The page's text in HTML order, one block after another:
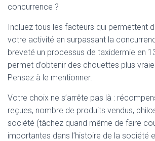
concurrence ?
Incluez tous les facteurs qui permettent
votre activité en surpassant la
breveté un processus de taxidermie en
permet d’obtenir des chouettes plus
Pensez à le mentionner.
Votre choix ne s’arrête pas là :
reçues, nombre de produits vendus,
société (tâchez quand même de faire
importantes dans l’histoire de la société